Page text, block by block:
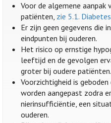
Voor de algemene aanpak
patiënten, zie 5.1. Diabetes
Er zijn geen gegevens die
eindpunten bij ouderen.
Het risico op ernstige
leeftijd en de gevolgen
groter bij oudere patiënten.
Voorzichtigheid is
worden aangepast zodra
nierinsufficiëntie, een
ouderen.